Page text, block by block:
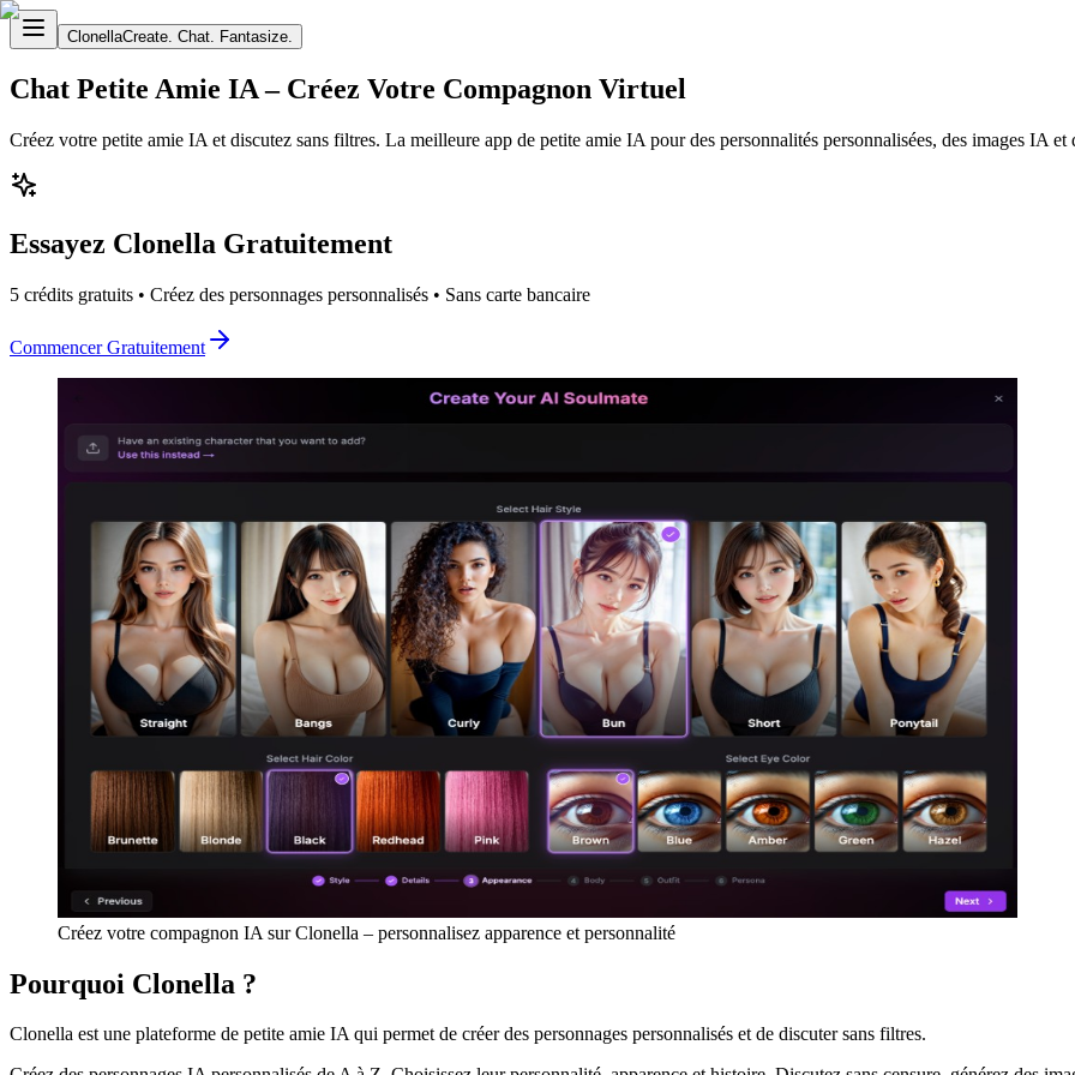
ClonellaCreate. Chat. Fantasize.
Chat Petite Amie IA – Créez Votre Compagnon Virtuel
Créez votre petite amie IA et discutez sans filtres. La meilleure app de petite amie IA pour des personnalités personnalisées, des images IA
Essayez Clonella Gratuitement
5 crédits gratuits • Créez des personnages personnalisés • Sans carte bancaire
Commencer Gratuitement
Créez votre compagnon IA sur Clonella – personnalisez apparence et personnalité
Pourquoi Clonella ?
Clonella est une plateforme de petite amie IA qui permet de créer des personnages personnalisés et de discuter sans filtres.